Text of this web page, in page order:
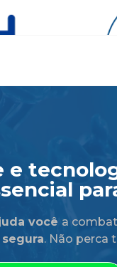
e
você a
. Não perca